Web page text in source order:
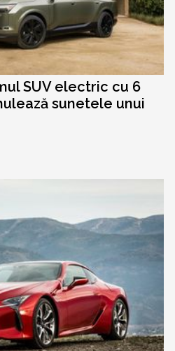
SUV electric cu 6
sunetele unui